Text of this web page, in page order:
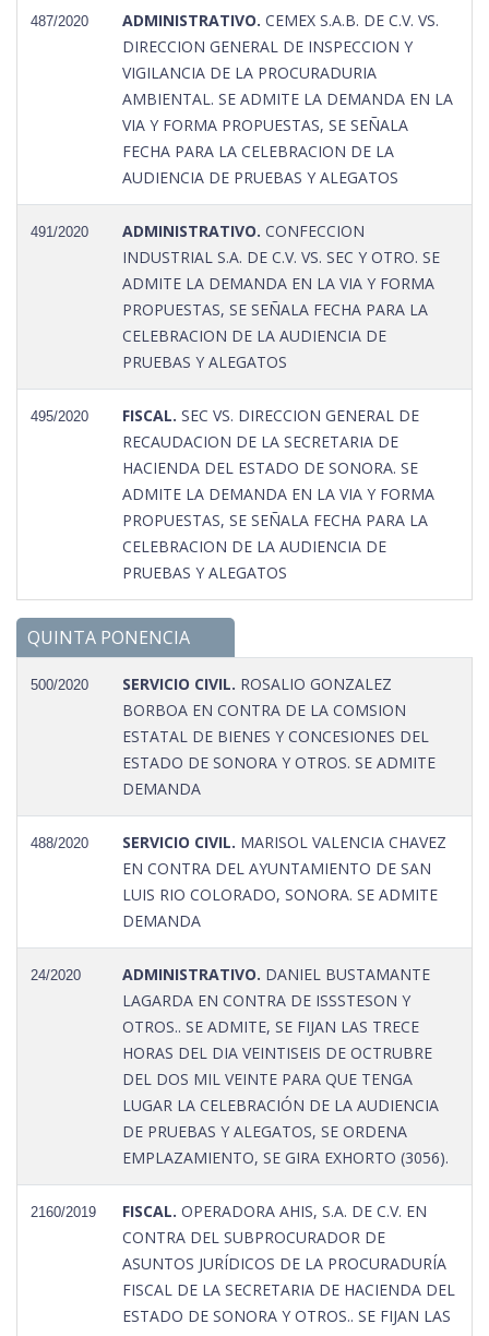
487/2020 ADMINISTRATIVO. CEMEX S.A.B. DE C.V. VS.
DIRECCION GENERAL DE INSPECCION Y
VIGILANCIA DE LA PROCURADURIA
AMBIENTAL. SE ADMITE LA DEMANDA EN LA
VIA Y FORMA PROPUESTAS, SE SEÑALA
FECHA PARA LA CELEBRACION DE LA
AUDIENCIA DE PRUEBAS Y ALEGATOS
491/2020 ADMINISTRATIVO. CONFECCION
INDUSTRIAL S.A. DE C.V. VS. SEC Y OTRO. SE
ADMITE LA DEMANDA EN LA VIA Y FORMA
PROPUESTAS, SE SEÑALA FECHA PARA LA
CELEBRACION DE LA AUDIENCIA DE
PRUEBAS Y ALEGATOS
495/2020 FISCAL. SEC VS. DIRECCION GENERAL DE
RECAUDACION DE LA SECRETARIA DE
HACIENDA DEL ESTADO DE SONORA. SE
ADMITE LA DEMANDA EN LA VIA Y FORMA
PROPUESTAS, SE SEÑALA FECHA PARA LA
CELEBRACION DE LA AUDIENCIA DE
PRUEBAS Y ALEGATOS
QUINTA PONENCIA
500/2020 SERVICIO CIVIL. ROSALIO GONZALEZ
BORBOA EN CONTRA DE LA COMSION
ESTATAL DE BIENES Y CONCESIONES DEL
ESTADO DE SONORA Y OTROS. SE ADMITE
DEMANDA
488/2020 SERVICIO CIVIL. MARISOL VALENCIA CHAVEZ
EN CONTRA DEL AYUNTAMIENTO DE SAN
LUIS RIO COLORADO, SONORA. SE ADMITE
DEMANDA
24/2020 ADMINISTRATIVO. DANIEL BUSTAMANTE
LAGARDA EN CONTRA DE ISSSTESON Y
OTROS.. SE ADMITE, SE FIJAN LAS TRECE
HORAS DEL DIA VEINTISEIS DE OCTRUBRE
DEL DOS MIL VEINTE PARA QUE TENGA
LUGAR LA CELEBRACIÓN DE LA AUDIENCIA
DE PRUEBAS Y ALEGATOS, SE ORDENA
EMPLAZAMIENTO, SE GIRA EXHORTO (3056).
2160/2019 FISCAL. OPERADORA AHIS, S.A. DE C.V. EN
CONTRA DEL SUBPROCURADOR DE
ASUNTOS JURÍDICOS DE LA PROCURADURÍA
FISCAL DE LA SECRETARIA DE HACIENDA DEL
ESTADO DE SONORA Y OTROS.. SE FIJAN LAS